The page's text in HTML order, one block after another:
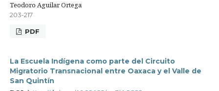
Teodoro Aguilar Ortega
203-217
PDF
La Escuela Indígena como parte del Circuito
Migratorio Transnacional entre Oaxaca y el Valle de
San Quintín